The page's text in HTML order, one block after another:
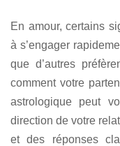
En amour, certains
à s’engager
que d’autres
comment votre
astrologique peut
direction de votre
et des réponses